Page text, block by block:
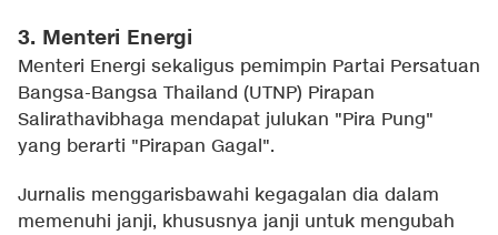
3. Menteri Energi
Menteri Energi sekaligus pemimpin Partai Persatuan
Bangsa-Bangsa Thailand (UTNP) Pirapan
Salirathavibhaga mendapat julukan "Pira Pung"
yang berarti "Pirapan Gagal".
Jurnalis menggarisbawahi kegagalan dia dalam
memenuhi janji, khususnya janji untuk mengubah